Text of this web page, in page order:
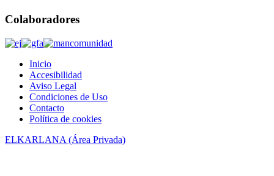
Colaboradores
Inicio
Accesibilidad
Aviso Legal
Condiciones de Uso
Contacto
Política de cookies
ELKARLANA (Área Privada)